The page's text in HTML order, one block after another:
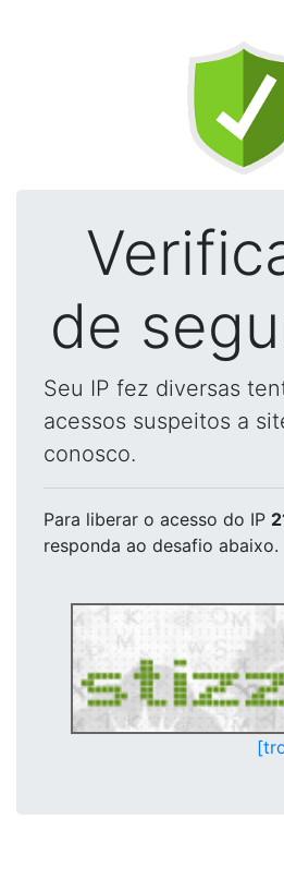
de
Seu IP fez diversas
acessos suspeitos a
conosco.
Para liberar o acesso do IP
responda ao desafio abaixo.